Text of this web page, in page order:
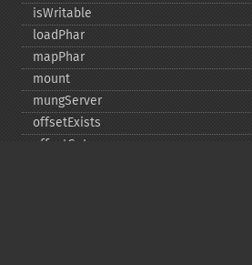
isWritable
loadPhar
mapPhar
mount
mungServer
offsetExists
offsetGet